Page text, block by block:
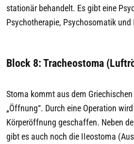
stationär behandelt. Es gibt eine
Psychotherapie, Psychosomatik und
Block 8: Tracheostoma
Stoma kommt aus dem
„Öffnung“. Durch eine Operation
Körperöffnung geschaffen. Neben
gibt es auch noch die IIeostoma